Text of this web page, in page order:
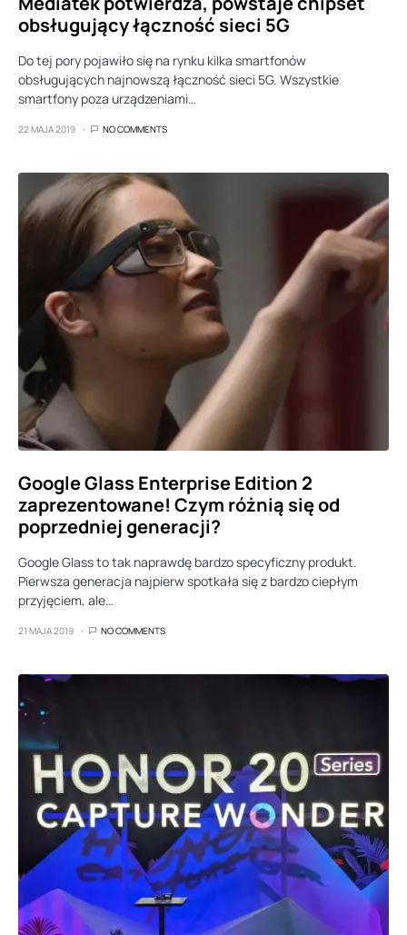
obsługujący łączność sieci 5G
Do tej pory pojawiło się na rynku kilka smartfonów
obsługujących najnowszą łączność sieci 5G. Wszystkie
smartfony poza urządzeniami…
22 MAJA 2019 NO COMMENTS
Google Glass Enterprise Edition 2
zaprezentowane! Czym różnią się od
poprzedniej generacji?
Google Glass to tak naprawdę bardzo specyficzny produkt.
Pierwsza generacja najpierw spotkała się z bardzo ciepłym
przyjęciem, ale…
21 MAJA 2019 NO COMMENTS